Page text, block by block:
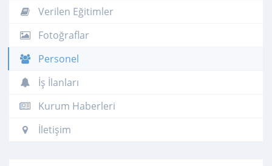
Verilen Eğitimler
Fotoğraflar
Personel
İş İlanları
Kurum Haberleri
İletişim